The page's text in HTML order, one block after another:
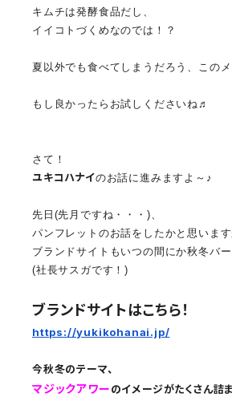
キムチは発酵食品だし、
イイコトづくめなのでは！？
夏以外でも食べてしまうだろう、このメ
もし良かったらお試しくださいね♬
さて！
ユキコハナイのお話に進みますよ～♪
先日(先月ですね・・・)、
パンフレットのお話をしたかと思います
ブランドサイトもいつの間にか秋冬バー
(社長サスガです！)
ブランドサイトはこちら！
https://yukikohanai.jp/
今秋冬のテーマ、
マジックアワーのイメージがたくさん詰